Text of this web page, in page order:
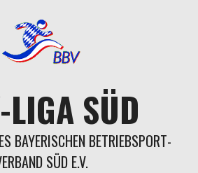
SÜD
BAYERISCHEN BETRIEBSPORT-
SÜD E.V.